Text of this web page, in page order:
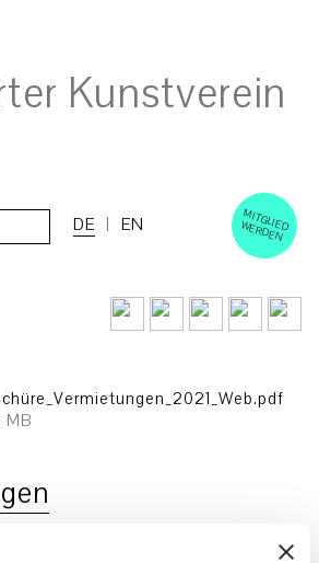
M
ITGLIED W
ERD
EN
DE EN
MB
Kunstvereins bieten